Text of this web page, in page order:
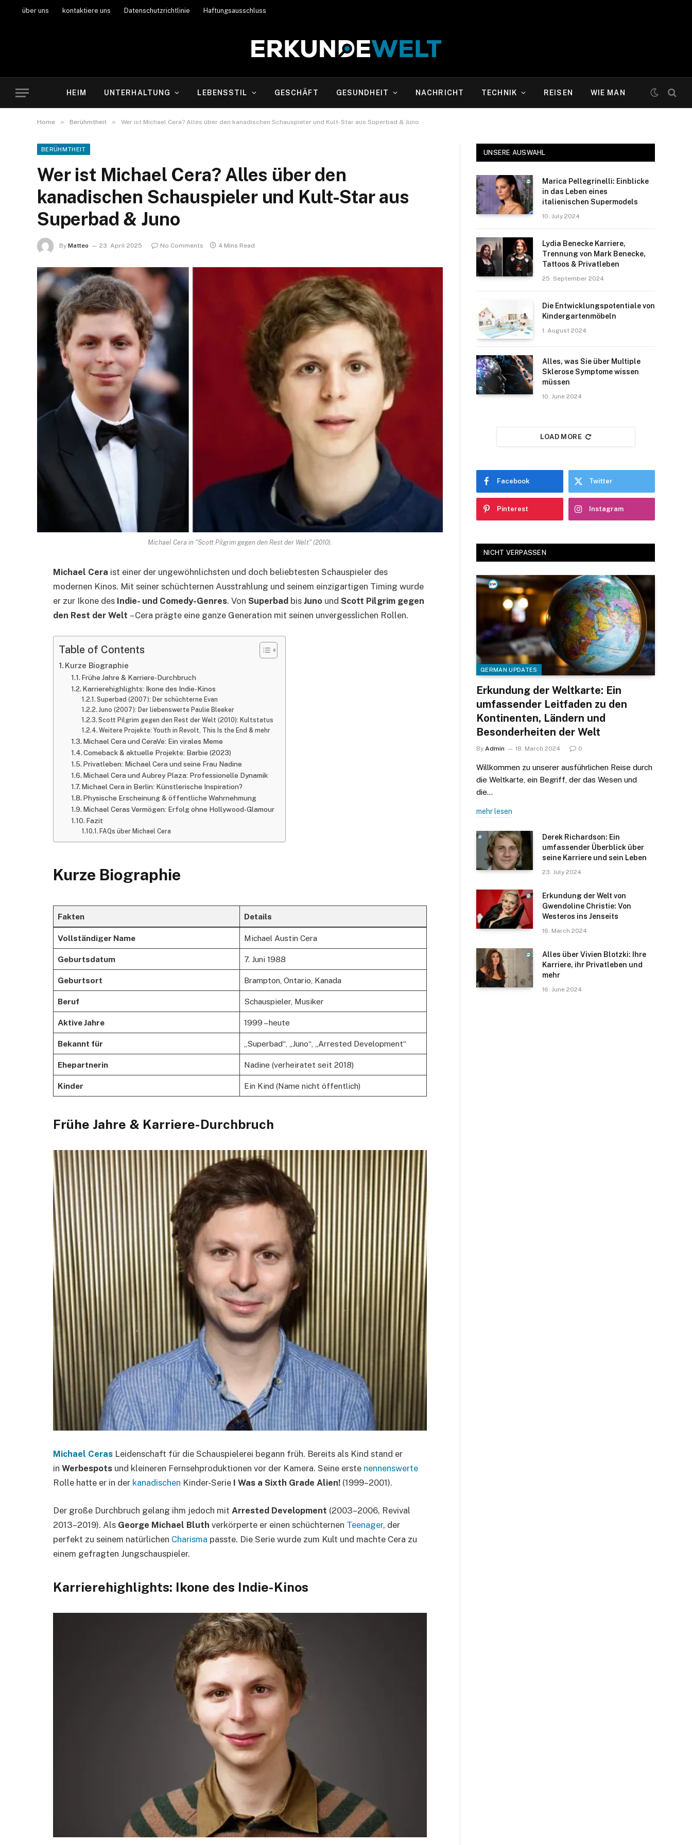
über uns kontaktiere uns Datenschutzrichtlinie Haftungsausschluss
HEIM UNTERHALTUNG LEBENSSTIL GESCHÄFT GESUNDHEIT NACHRICHT TECHNIK REISEN WIE MAN
Home » Berühmtheit » Wer ist Michael Cera? Alles über den kanadischen Schauspieler und Kult-Star aus Superbad & Juno
BERÜHMTHEIT
Wer ist Michael Cera? Alles über den
kanadischen Schauspieler und Kult-Star aus
Superbad & Juno
By Matteo 23. April 2025 No Comments 4 Mins Read
Michael Cera in "Scott Pilgrim gegen den Rest der Welt" (2010).
Michael Cera ist einer der ungewöhnlichsten und doch beliebtesten Schauspieler des
modernen Kinos. Mit seiner schüchternen Ausstrahlung und seinem einzigartigen Timing wurde
er zur Ikone des Indie- und Comedy-Genres. Von Superbad bis Juno und Scott Pilgrim gegen
den Rest der Welt – Cera prägte eine ganze Generation mit seinen unvergesslichen Rollen.
Table of Contents
Kurze Biographie
Frühe Jahre & Karriere-Durchbruch
Karrierehighlights: Ikone des Indie-Kinos
Superbad (2007): Der schüchterne Evan
Juno (2007): Der liebenswerte Paulie Bleeker
Scott Pilgrim gegen den Rest der Welt (2010): Kultstatus
Weitere Projekte: Youth in Revolt, This Is the End & mehr
Michael Cera und CeraVe: Ein virales Meme
Comeback & aktuelle Projekte: Barbie (2023)
Privatleben: Michael Cera und seine Frau Nadine
Michael Cera und Aubrey Plaza: Professionelle Dynamik
Michael Cera in Berlin: Künstlerische Inspiration?
Physische Erscheinung & öffentliche Wahrnehmung
Michael Ceras Vermögen: Erfolg ohne Hollywood-Glamour
Fazit
FAQs über Michael Cera
Kurze Biographie
Fakten Details
Vollständiger Name Michael Austin Cera
Geburtsdatum 7. Juni 1988
Geburtsort Brampton, Ontario, Kanada
Beruf Schauspieler, Musiker
Aktive Jahre 1999 – heute
Bekannt für „Superbad“, „Juno“, „Arrested Development“
Ehepartnerin Nadine (verheiratet seit 2018)
Kinder Ein Kind (Name nicht öffentlich)
Frühe Jahre & Karriere-Durchbruch
Michael Ceras Leidenschaft für die Schauspielerei begann früh. Bereits als Kind stand er
in Werbespots und kleineren Fernsehproduktionen vor der Kamera. Seine erste nennenswerte
Rolle hatte er in der kanadischen Kinder-Serie I Was a Sixth Grade Alien! (1999–2001).
Der große Durchbruch gelang ihm jedoch mit Arrested Development (2003–2006, Revival
2013–2019). Als George Michael Bluth verkörperte er einen schüchternen Teenager, der
perfekt zu seinem natürlichen Charisma passte. Die Serie wurde zum Kult und machte Cera zu
einem gefragten Jungschauspieler.
Karrierehighlights: Ikone des Indie-Kinos
UNSERE AUSWAHL
Marica Pellegrinelli: Einblicke
in das Leben eines
italienischen Supermodels
10. July 2024
Lydia Benecke Karriere,
Trennung von Mark Benecke,
Tattoos & Privatleben
25. September 2024
Die Entwicklungspotentiale von
Kindergartenmöbeln
1. August 2024
Alles, was Sie über Multiple
Sklerose Symptome wissen
müssen
10. June 2024
LOAD MORE
Facebook Twitter
Pinterest Instagram
NICHT VERPASSEN
GERMAN UPDATES
Erkundung der Weltkarte: Ein
umfassender Leitfaden zu den
Kontinenten, Ländern und
Besonderheiten der Welt
By Admin 18. March 2024 0
Willkommen zu unserer ausführlichen Reise durch
die Weltkarte, ein Begriff, der das Wesen und
die…
mehr lesen
Derek Richardson: Ein
umfassender Überblick über
seine Karriere und sein Leben
23. July 2024
Erkundung der Welt von
Gwendoline Christie: Von
Westeros ins Jenseits
16. March 2024
Alles über Vivien Blotzki: Ihre
Karriere, ihr Privatleben und
mehr
16. June 2024